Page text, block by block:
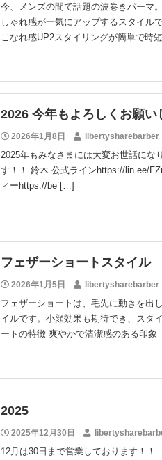
今、メンズの間で話題の波巻きパーマ
しゃれ感が一気にアップするスタイル
こなれ感UP2スタイリングが簡単で時
2026 今年もよろしくお願い
2026年1月8日 libertysharebarber
2025年もみなさまには大変お世話にな
す！！ 鈴木 公式ラインhttps://lin.ee/
ィーhttps://be […]
フェザーショートスタイル
2026年1月5日 libertysharebarber
フェザーショートは、毛先に動きを出
イルです。小顔効果も期待でき、スタ
ートの特徴 爽やかで清潔感のある印
2025
2025年12月30日
12月は30日まで営業しております！